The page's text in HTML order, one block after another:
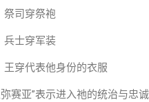
祭司穿祭袍
兵士穿军装
王穿代表他身份的衣服
赛亚”表示进入祂的统治与忠诚